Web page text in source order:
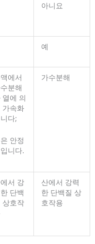
아니요
예
에서
분해
열에 의
가속화
다;
안정
니다.
가수분해
서 강
단백
상호작
산에서 강력
한 단백질 상
호작용